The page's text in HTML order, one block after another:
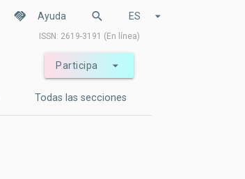
handshake Ayuda search arrow_drop_down
ES
ISSN: 2619-3191 (En línea)
arrow_drop_down
Participa
Todas las secciones